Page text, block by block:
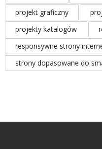
projekt graficzny
projekty katalogów
responsywne strony
strony dopasowane do